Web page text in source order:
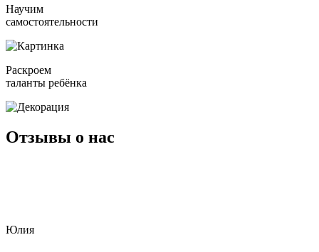
Научим
самостоятельности
Раскроем
таланты ребёнка
Отзывы о нас
Юлия